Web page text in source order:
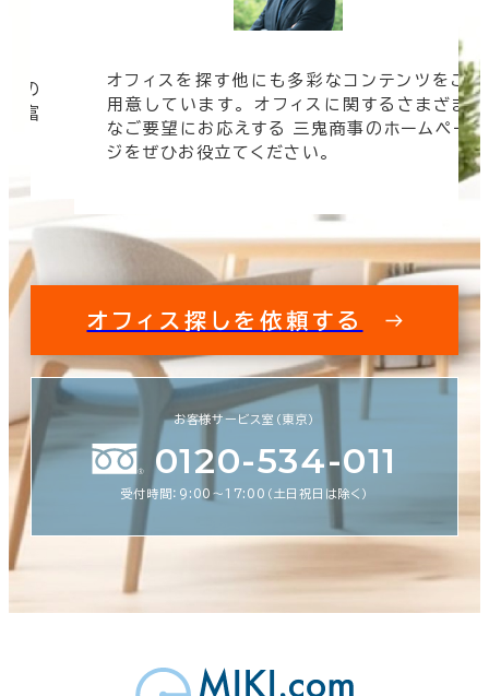
の
豊富
オフィスを探す他にも多彩なコンテンツをご
用意しています。 オフィスに関するさまざま
なご要望にお応えする 三鬼商事のホームペー
ジをぜひお役立てください。
オフィス探しを依頼する
お客様サービス室（東京）
0120-534-011
受付時間：9:00〜17:00（土日祝日は除く）